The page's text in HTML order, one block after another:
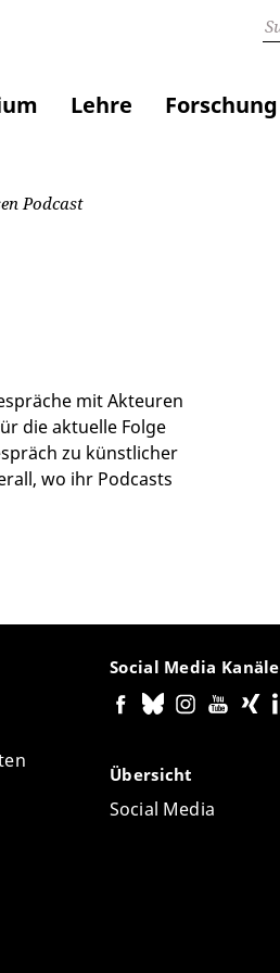
Lehre Forschung
Podcast
mit Akteuren
die aktuelle Folge
zu künstlicher
wo ihr Podcasts
Social Media Kanäle
Übersicht
Social Media